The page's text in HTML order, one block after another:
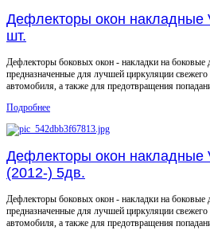
Дефлекторы окон накладные
шт.
Дефлекторы боковых окон - накладки на боковые
предназначенные для лучшей циркуляции свежего
автомобиля, а также для предотвращения
Подробнее
Дефлекторы окон накладные
(2012-) 5дв.
Дефлекторы боковых окон - накладки на боковые
предназначенные для лучшей циркуляции свежего
автомобиля, а также для предотвращения